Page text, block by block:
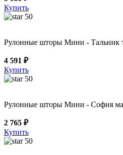
Купить
50
Рулонные шторы Мини - Тальник
4 591 ₽
Купить
50
Рулонные шторы Мини - София
2 765 ₽
Купить
50